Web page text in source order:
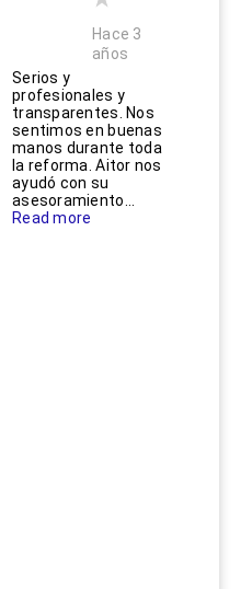
Hace 3
años
Serios y
profesionales y
transparentes. Nos
sentimos en buenas
manos durante toda
la reforma. Aitor nos
ayudó con su
asesoramiento...
Read more